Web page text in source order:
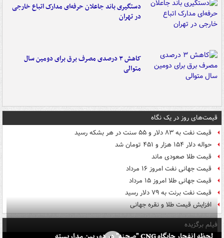
دستگیری باند جاعلان حرفه‌ای مدارک اتباع خارجی
در تهران
کاهش ۳ درصدی مصرف برق برای دومین سال
متوالی
قیمت‌های روز در یک نگاه
قیمت نفت به ۸۳ دلار و ۵۵ سنت در هر بشکه رسید
حواله دلار ۱۵۴ هزار و ۴۵۱ تومان شد
قیمت طلا صعودی ماند
قیمت جهانی نفت امروز ۱۶ مرداد
قیمت جهانی طلا امروز ۱۵ مرداد
قیمت نفت برنت به ۷۹ دلار رسید
افزایش قیمت طلا و نقره جهانی
فیلم برگزیده